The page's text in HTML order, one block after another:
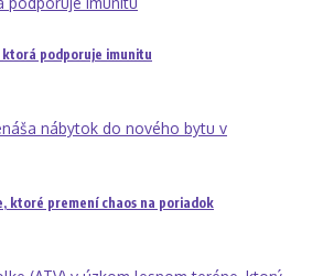
ktorá podporuje imunitu
ktoré premení chaos na poriadok